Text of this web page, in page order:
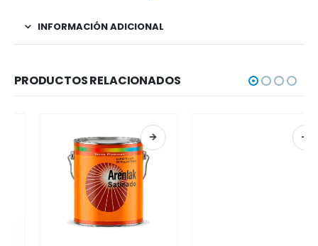
INFORMACIÓN ADICIONAL
PRODUCTOS RELACIONADOS